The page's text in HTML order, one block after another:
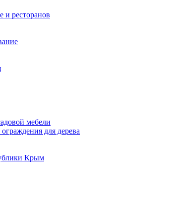
и ресторанов
мебели
для дерева
Крым